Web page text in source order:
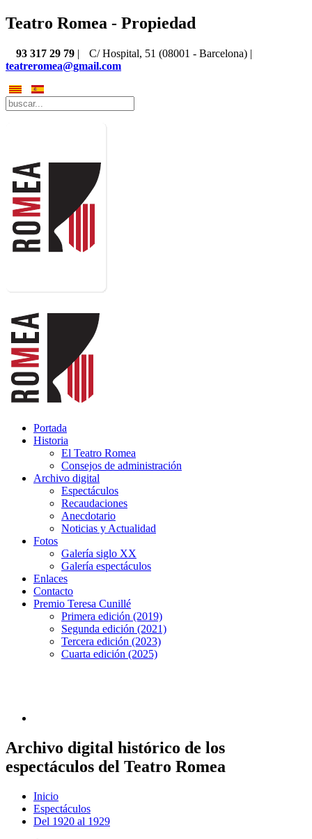
Teatro Romea - Propiedad
93 317 29 79 |
C/ Hospital, 51 (08001 - Barcelona) |
teatreromea@gmail.com
Portada
Historia
El Teatro Romea
Consejos de administración
Archivo digital
Espectáculos
Recaudaciones
Anecdotario
Noticias y Actualidad
Fotos
Galería siglo XX
Galería espectáculos
Enlaces
Contacto
Premio Teresa Cunillé
Primera edición (2019)
Segunda edición (2021)
Tercera edición (2023)
Cuarta edición (2025)
Archivo digital histórico de los
espectáculos del Teatro Romea
Inicio
Espectáculos
Del 1920 al 1929